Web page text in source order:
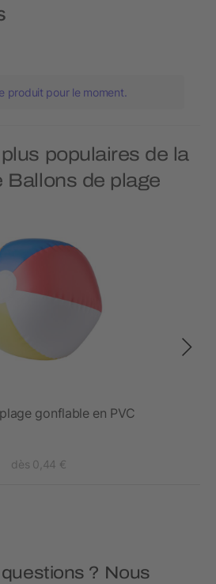
produit pour le moment.
populaires de la
Ballons de plage
gonflable en PVC
dès 0,44 €
? Nous